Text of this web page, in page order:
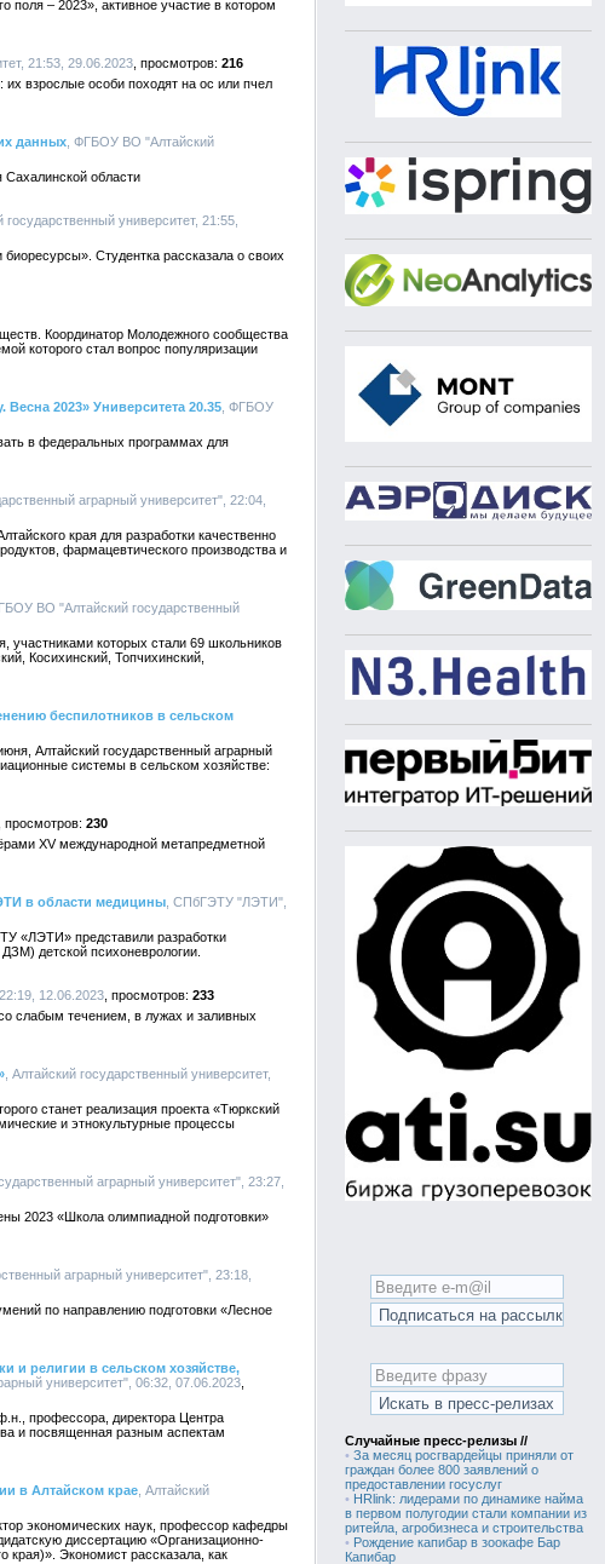
– 2023», активное участие в котором
21:53, 29.06.2023
216
взрослые особи походят на ос или пчел
данных , ФГБОУ ВО "Алтайский
Сахалинской области
государственный университет, 21:55,
Студентка рассказала о своих
Координатор Молодежного сообщества
которого стал вопрос популяризации
2023» Университета 20.35 , ФГБОУ
в федеральных программах для
аграрный университет", 22:04,
края для разработки качественно
фармацевтического производства и
ВО "Алтайский государственный
участниками которых стали 69 школьников
Косихинский, Топчихинский,
беспилотников в сельском
Алтайский государственный аграрный
системы в сельском хозяйстве:
230
XV международной метапредметной
в области медицины , СПбГЭТУ "ЛЭТИ",
«ЛЭТИ» представили разработки
детской психоневрологии.
12.06.2023
233
слабым течением, в лужах и заливных
, Алтайский государственный университет,
станет реализация проекта «Тюркский
и этнокультурные процессы
аграрный университет", 23:27,
2023 «Школа олимпиадной подготовки»
аграрный университет", 23:18,
по направлению подготовки «Лесное
и религии в сельском хозяйстве,
университет", 06:32, 07.06.2023
профессора, директора Центра
и посвященная разным аспектам
в Алтайском крае , Алтайский
экономических наук, профессор кафедры
диссертацию «Организационно-
Экономист рассказала, как
Случайные пресс-релизы //
• За месяц росгвардейцы приняли от
граждан более 800 заявлений о
предоставлении госуслуг
• HRlink: лидерами по динамике найма
в первом полугодии стали компании из
ритейла, агробизнеса и строительства
• Рождение капибар в зоокафе Бар
Капибар